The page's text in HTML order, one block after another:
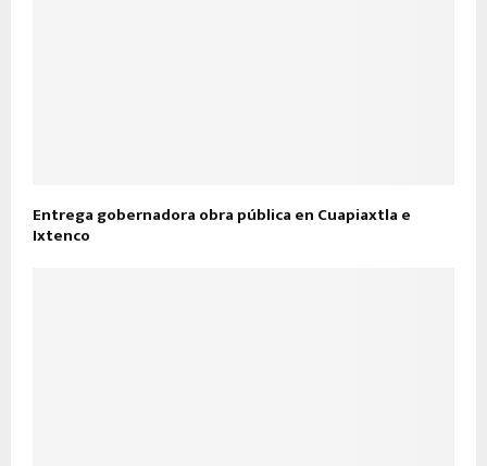
Entrega gobernadora obra pública en Cuapiaxtla e
Ixtenco